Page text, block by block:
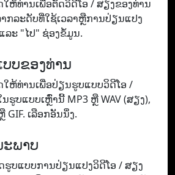
ໃຫ້​ທ່ານ​ເພື່ອ​ຕັດ​ວິ​ດີ​ໂອ / ສຽງ​ຂອງ​ທ່ານ​
ກ​ລະ​ດັບ​ທີ່​ໃຊ້​ເວ​ລາ​ຫຼື​ການ​ປ່ຽນ​ແປງ​
ລະ "ໄປ​" ຊ່ອງ​ຂໍ້​ມູນ.
ບຂອງທ່ານ
ໃຫ້​ທ່ານ​ເພື່ອ​ປ່ຽນ​ຮູບ​ແບບ​ວິ​ດີ​ໂອ /
ຮູບ​ແບບ​ເຫຼົ່າ​ນີ້ MP3 ຫຼື WAV (ສຽງ​)​,
GIF​. ເລືອກອັນນຶ່ງ.
ພາບ
ຮູບ​ແບບ​ການ​ປ່ຽນ​ແປງ​ວິ​ດີ​ໂອ / ສຽງ​